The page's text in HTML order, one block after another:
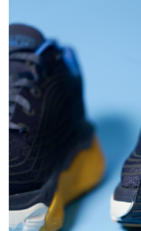
用
户
精
选
运
动
集